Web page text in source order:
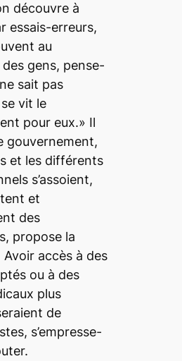
découvre à
essais-erreurs,
au
gens, pense-
sait pas
vit le
pour eux.» Il
gouvernement,
et les différents
s’assoient,
et
des
propose la
accès à des
ou à des
plus
de
s’empresse-